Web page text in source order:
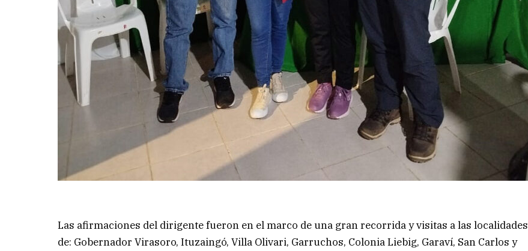
Las afirmaciones del dirigente fueron en el marco de una gran recorrida y visitas a las localidades
de: Gobernador Virasoro, Ituzaingó, Villa Olivari, Garruchos, Colonia Liebig, Garaví, San Carlos y